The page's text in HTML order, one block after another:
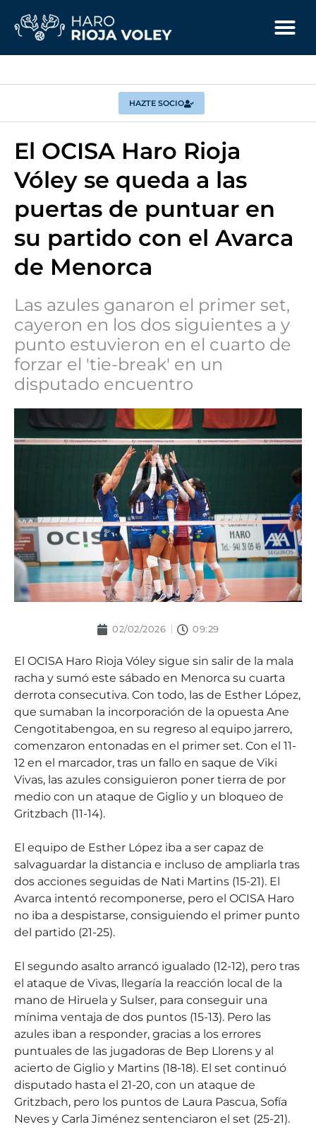
HAZTE SOCIO
El OCISA Haro Rioja
Vóley se queda a las
puertas de puntuar en
su partido con el Avarca
de Menorca
Las azules ganaron el primer set,
cayeron en los dos siguientes a y
punto estuvieron en el cuarto de
forzar el 'tie-break' en un
disputado encuentro
02/02/2026 09:29
El OCISA Haro Rioja Vóley sigue sin salir de la mala
racha y sumó este sábado en Menorca su cuarta
derrota consecutiva. Con todo, las de Esther López,
que sumaban la incorporación de la opuesta Ane
Cengotitabengoa, en su regreso al equipo jarrero,
comenzaron entonadas en el primer set. Con el 11-
12 en el marcador, tras un fallo en saque de Viki
Vivas, las azules consiguieron poner tierra de por
medio con un ataque de Giglio y un bloqueo de
Gritzbach (11-14).
El equipo de Esther López iba a ser capaz de
salvaguardar la distancia e incluso de ampliarla tras
dos acciones seguidas de Nati Martins (15-21). El
Avarca intentó recomponerse, pero el OCISA Haro
no iba a despistarse, consiguiendo el primer punto
del partido (21-25).
El segundo asalto arrancó igualado (12-12), pero tras
el ataque de Vivas, llegaría la reacción local de la
mano de Hiruela y Sulser, para conseguir una
mínima ventaja de dos puntos (15-13). Pero las
azules iban a responder, gracias a los errores
puntuales de las jugadoras de Bep Llorens y al
acierto de Giglio y Martins (18-18). El set continuó
disputado hasta el 21-20, con un ataque de
Gritzbach, pero los puntos de Laura Pascua, Sofía
Neves y Carla Jiménez sentenciaron el set (25-21).